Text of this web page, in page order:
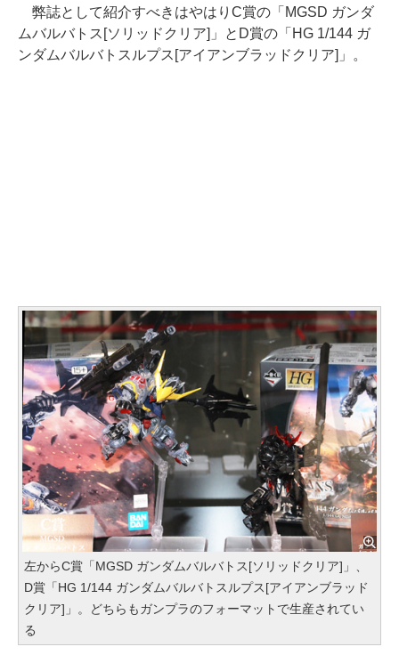
弊誌として紹介すべきはやはりC賞の「MGSD ガンダ
ムバルバトス[ソリッドクリア]」とD賞の「HG 1/144 ガ
ンダムバルバトスルプス[アイアンブラッドクリア]」。
左からC賞「MGSD ガンダムバルバトス[ソリッドクリア]」、
D賞「HG 1/144 ガンダムバルバトスルプス[アイアンブラッド
クリア]」。どちらもガンプラのフォーマットで生産されてい
る